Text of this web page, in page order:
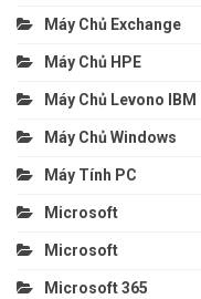
Máy Chủ Exchange
Máy Chủ HPE
Máy Chủ Levono IBM
Máy Chủ Windows
Máy Tính PC
Microsoft
Microsoft
Microsoft 365